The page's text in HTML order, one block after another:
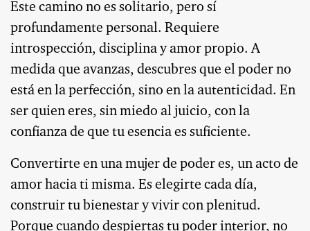
Este camino no es solitario, pero sí
profundamente personal. Requiere
introspección, disciplina y amor propio. A
medida que avanzas, descubres que el poder no
está en la perfección, sino en la autenticidad. En
ser quien eres, sin miedo al juicio, con la
confianza de que tu esencia es suficiente.
Convertirte en una mujer de poder es, un acto de
amor hacia ti misma. Es elegirte cada día,
construir tu bienestar y vivir con plenitud.
Porque cuando despiertas tu poder interior, no